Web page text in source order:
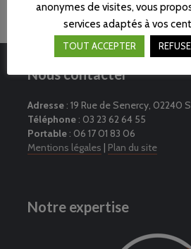
Nous contacter
Adresse : 19 Rue de Senercy, 02240
Téléphone : 03 23 62 64 55
Portable : 06 17 01 83 06
Mentions légales | Plan du site
Notre expertise
anonymes de visites, vous
services adaptés à vos
TOUT ACCEPTER